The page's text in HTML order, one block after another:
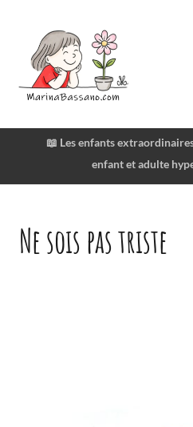
📖 Les enfants
enfant et adulte
Ne sois pas triste